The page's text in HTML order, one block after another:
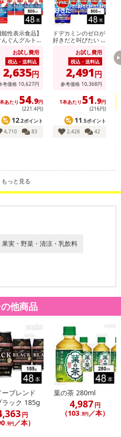
は2026年07月09日時点での情報となります。
能性表示食品】
んぐんグルトα
お試し費用
税込・送料込
2,635円
考価格 10,627円
あたり 54.9円
(221.4円)
12.2ポイント
4,710
83
ドデカミンのゼロが
好きだと叫びたい P
お試し費用
税込・送料込
2,491円
参考価格 10,368円
1本あたり 51.9円
(216円)
11.5ポイント
2,428
42
もっと見る
果実・野菜・清涼・乳飲料
他商品
ーブレンド
ラック 185g
円
.9円 ／本）
葉の茶 280ml
4,987円
（103 .9円 ／本）